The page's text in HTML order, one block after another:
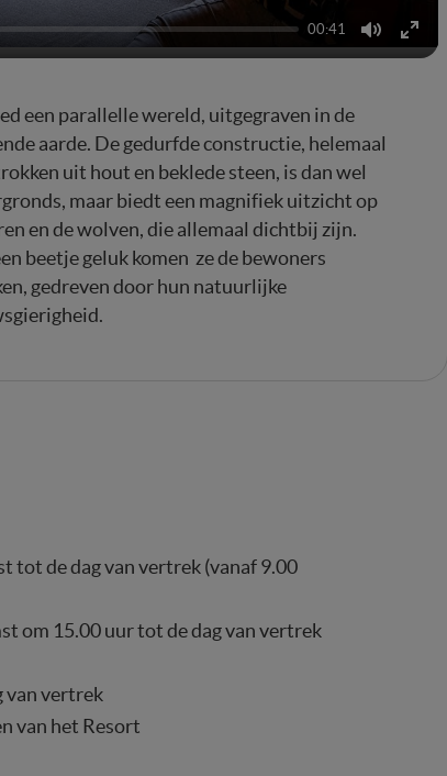
00:41
MuteEnter
een parallelle wereld, uitgegraven in de
aarde. De gedurfde constructie, helemaal
uit hout en beklede steen, is dan wel
maar biedt een magnifiek uitzicht op
en de wolven, die allemaal dichtbij zijn.
beetje geluk komen ze de bewoners
gedreven door hun natuurlijke
tot de dag van vertrek (vanaf 9.00
om 15.00 uur tot de dag van vertrek
van vertrek
van het Resort